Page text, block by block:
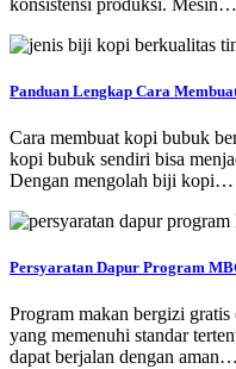
Panduan Lengkap Cara
Cara membuat kopi bubuk
kopi bubuk sendiri bisa
Dengan mengolah biji kopi…
Persyaratan Dapur Program
Program makan bergizi
yang memenuhi standar
dapat berjalan dengan aman…